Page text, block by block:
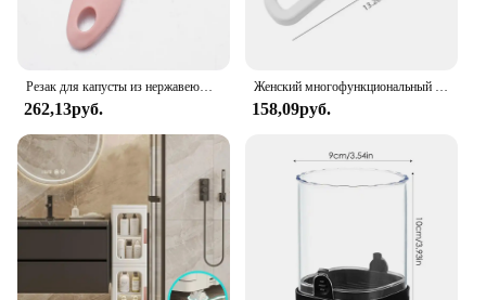
Резак для капусты из нержавеющей стали с широким горлышком, овощечистка для фруктов, терка для капусты, салата, картофеля, измельчитель, кухонные гаджеты для резки
262,13руб.
Женский многофункциональный измельчитель фруктов, овощей, моркови, картофеля
158,09руб.